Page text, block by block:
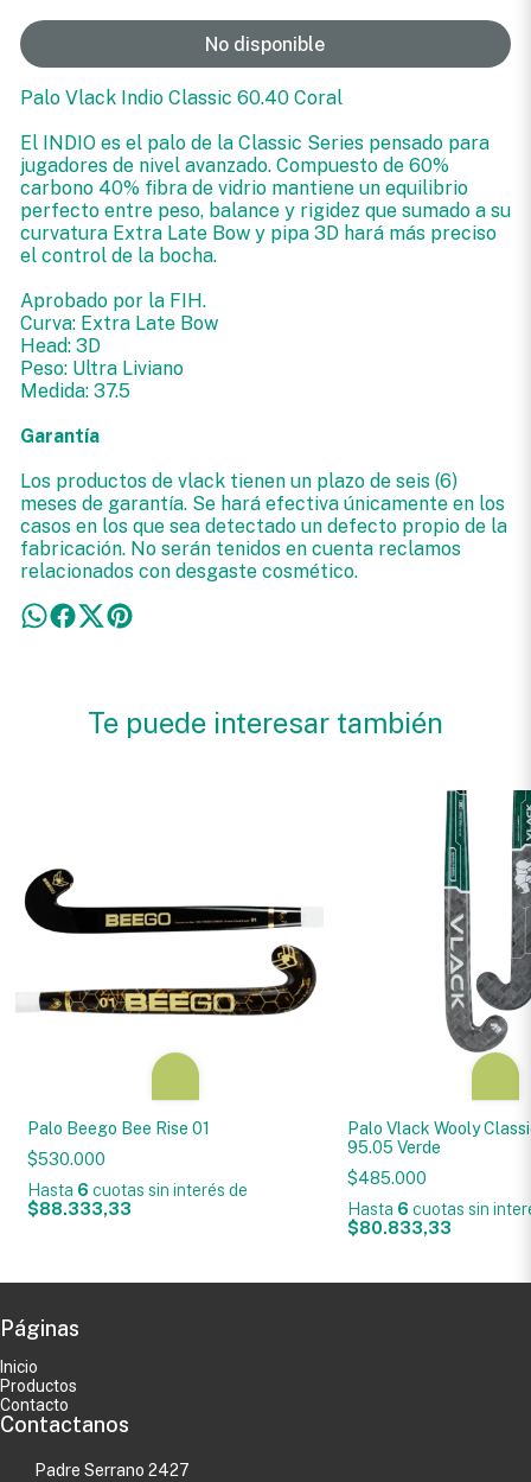
No disponible
Palo Vlack Indio Classic 60.40 Coral
El INDIO es el palo de la Classic Series pensado para
jugadores de nivel avanzado. Compuesto de 60%
carbono 40% fibra de vidrio mantiene un equilibrio
perfecto entre peso, balance y rigidez que sumado a su
curvatura Extra Late Bow y pipa 3D hará más preciso
el control de la bocha.
Aprobado por la FIH.
Curva: Extra Late Bow
Head: 3D
Peso: Ultra Liviano
Medida: 37.5
Garantía
Los productos de vlack tienen un plazo de seis (6)
meses de garantía. Se hará efectiva únicamente en los
casos en los que sea detectado un defecto propio de la
fabricación. No serán tenidos en cuenta reclamos
relacionados con desgaste cosmético.
Te puede interesar también
Palo Beego Bee Rise 01
$530.000
Hasta 6 cuotas sin interés de
$88.333,33
Palo Vlack Wooly
95.05 Verde
$485.000
Hasta 6 cuotas sin
$80.833,33
Páginas
Inicio
Productos
Contacto
Contactanos
Padre Serrano 2427